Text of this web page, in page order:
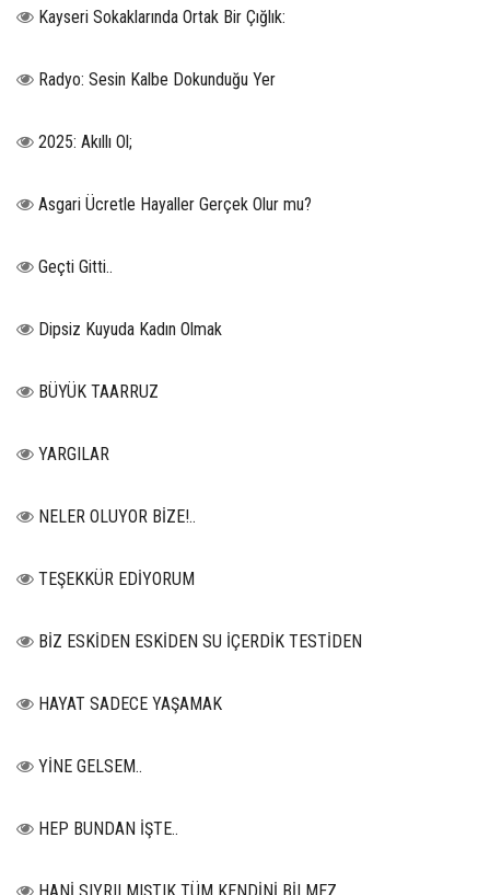
Kayseri Sokaklarında Ortak Bir Çığlık:
Radyo: Sesin Kalbe Dokunduğu Yer
2025: Akıllı Ol;
Asgari Ücretle Hayaller Gerçek Olur mu?
Geçti Gitti..
Dipsiz Kuyuda Kadın Olmak
BÜYÜK TAARRUZ
YARGILAR
NELER OLUYOR BİZE!..
TEŞEKKÜR EDİYORUM
BİZ ESKİDEN ESKİDEN SU İÇERDİK TESTİDEN
HAYAT SADECE YAŞAMAK
YİNE GELSEM..
HEP BUNDAN İŞTE..